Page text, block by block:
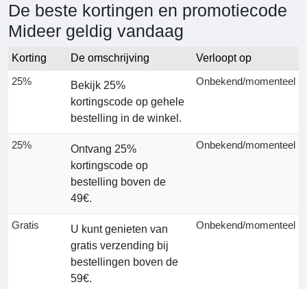
De beste kortingen en promotiecode
Mideer geldig vandaag
Korting De omschrijving
Verloopt op
25%
Bekijk 25%
kortingscode op gehele
bestelling in de winkel.
Onbekend/momenteel
25%
Ontvang 25%
kortingscode op
bestelling boven de
49€.
Onbekend/momenteel
Gratis
U kunt genieten van
gratis verzending bij
bestellingen boven de
59€.
Onbekend/momenteel